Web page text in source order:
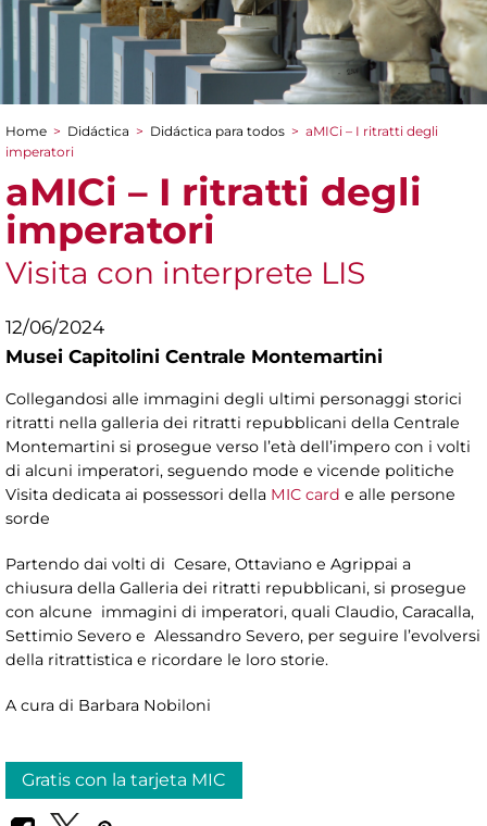
You are here
Home > Didáctica > Didáctica para todos > aMICi – I ritratti degli
imperatori
aMICi – I ritratti degli
imperatori
Visita con interprete LIS
12/06/2024
Musei Capitolini Centrale Montemartini
Collegandosi alle immagini degli ultimi personaggi storici
ritratti nella galleria dei ritratti repubblicani della Centrale
Montemartini si prosegue verso l’età dell’impero con i volti
di alcuni imperatori, seguendo mode e vicende politiche
Visita dedicata ai possessori della MIC card e alle persone
sorde
Partendo dai volti di Cesare, Ottaviano e Agrippai a
chiusura della Galleria dei ritratti repubblicani, si prosegue
con alcune immagini di imperatori, quali Claudio, Caracalla,
Settimio Severo e Alessandro Severo, per seguire l’evolversi
della ritrattistica e ricordare le loro storie.
A cura di Barbara Nobiloni
Gratis con la tarjeta MIC